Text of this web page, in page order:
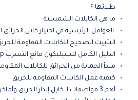
طلائها ؟
ما هي الكابلات الشمسية
العوامل الرئيسية في اختيار كابل الحرائق
التثبيت الصحيح للكابلات المقاومة
الدليل الكامل للسيليكون مانع التسرب Firestop
مبدأ الحماية من الحرائق للكابلات
كيفية عمل الكابلات المقاومة للحريق
أهم 3 مواصفات لـ كابل إنذار الحريق وأماكن استخدامه 2026